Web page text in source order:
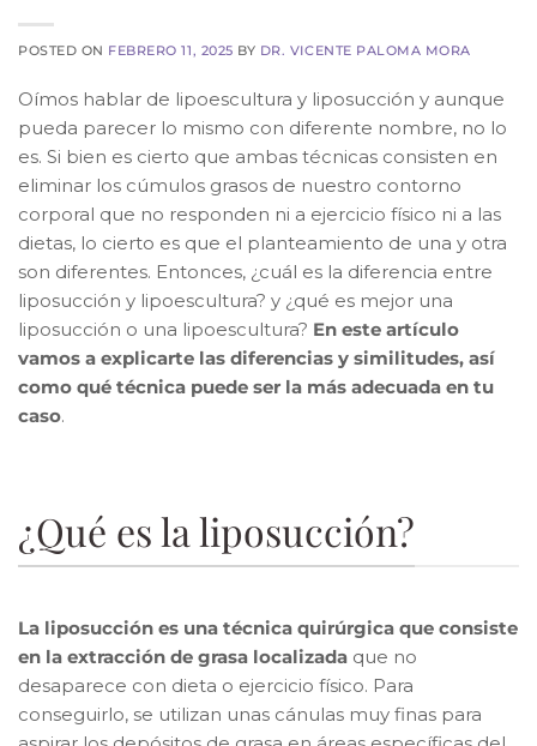
POSTED ON FEBRERO 11, 2025 BY DR. VICENTE PALOMA MORA
Oímos hablar de lipoescultura y liposucción y aunque
pueda parecer lo mismo con diferente nombre, no lo
es. Si bien es cierto que ambas técnicas consisten en
eliminar los cúmulos grasos de nuestro contorno
corporal que no responden ni a ejercicio físico ni a las
dietas, lo cierto es que el planteamiento de una y otra
son diferentes. Entonces, ¿cuál es la diferencia entre
liposucción y lipoescultura? y ¿qué es mejor una
liposucción o una lipoescultura​? En este artículo
vamos a explicarte las diferencias y similitudes, así
como qué técnica puede ser la más adecuada en tu
caso.
¿Qué es la liposucción?
La liposucción es una técnica quirúrgica que consiste
en la extracción de grasa localizada que no
desaparece con dieta o ejercicio físico. Para
conseguirlo, se utilizan unas cánulas muy finas para